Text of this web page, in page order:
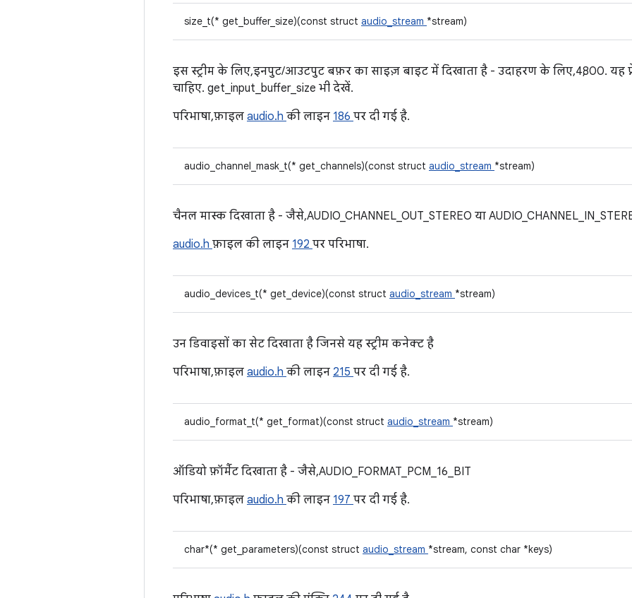
size_t(* get_buffer_size)(const struct audio_stream *stream)
इस स्ट्रीम के लिए, इनपुट/आउटपुट बफ़र का साइज़ बाइट में दिखाता है - उदाहरण के लिए, 4,800. यह
चाहिए. get_input_buffer_size भी देखें.
परिभाषा, फ़ाइल audio.h की लाइन 186 पर दी गई है.
audio_channel_mask_t(* get_channels)(const struct audio_stream *stream)
चैनल मास्क दिखाता है - जैसे, AUDIO_CHANNEL_OUT_STEREO या
audio.h फ़ाइल की लाइन 192 पर परिभाषा.
audio_devices_t(* get_device)(const struct audio_stream *stream)
उन डिवाइसों का सेट दिखाता है जिनसे यह स्ट्रीम कनेक्ट है
परिभाषा, फ़ाइल audio.h की लाइन 215 पर दी गई है.
audio_format_t(* get_format)(const struct audio_stream *stream)
ऑडियो फ़ॉर्मैट दिखाता है - जैसे, AUDIO_FORMAT_PCM_16_BIT
परिभाषा, फ़ाइल audio.h की लाइन 197 पर दी गई है.
char*(* get_parameters)(const struct audio_stream *stream, const char *keys)